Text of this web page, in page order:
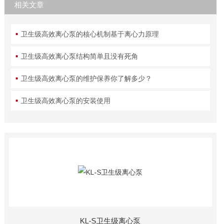
相关文章
卫生级高效离心泵的核心机制基于离心力原理
卫生级高效离心泵结构简单且没有死角
卫生级高效离心泵的维护保养你了解多少？
卫生级高效离心泵的安装使用
KL-S卫生级离心泵